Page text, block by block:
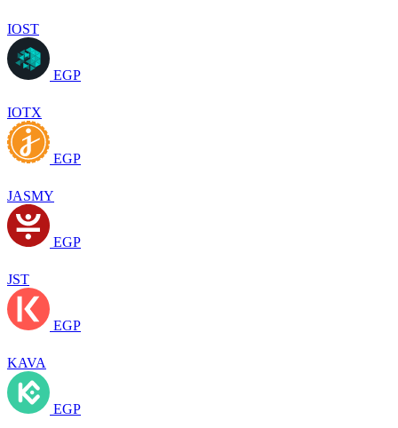
IOST
EGP
IOTX
EGP
JASMY
EGP
JST
EGP
KAVA
EGP